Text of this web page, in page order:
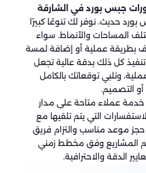
جبس بورد في الشارقة
حديث، نوفر لك تنوعًا كبيرًا
المساحات والأنماط. سواء
بطريقة عملية أو إضافة لمسة
كل ذلك بدقة عالية تجعل
وتلبي توقعاتك بالكامل
التصميم.
خدمة عملاء متاحة على مدار
التي يتم تلقيها مع
حجز موعد مناسب والتزام فريق
المشاريع وفق مخطط زمني
الدقة والاحترافية.